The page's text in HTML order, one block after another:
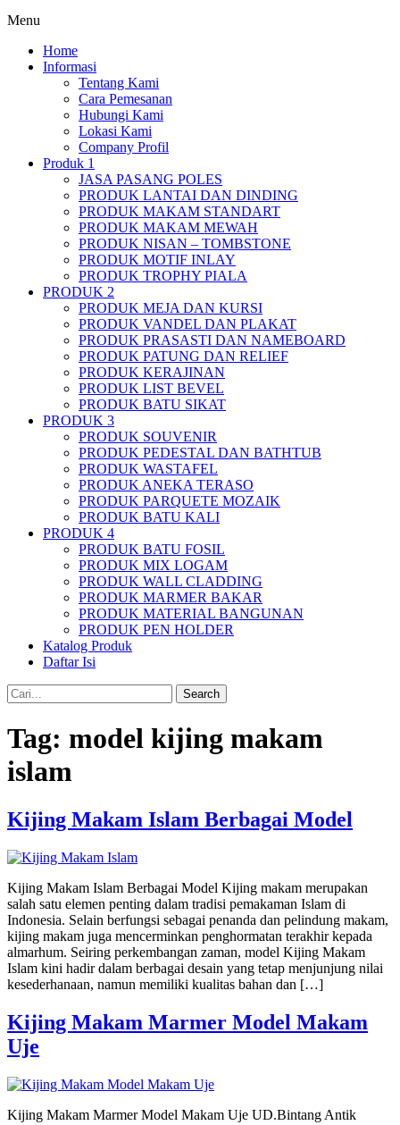
Menu
Home
Informasi
Tentang Kami
Cara Pemesanan
Hubungi Kami
Lokasi Kami
Company Profil
Produk 1
JASA PASANG POLES
PRODUK LANTAI DAN DINDING
PRODUK MAKAM STANDART
PRODUK MAKAM MEWAH
PRODUK NISAN – TOMBSTONE
PRODUK MOTIF INLAY
PRODUK TROPHY PIALA
PRODUK 2
PRODUK MEJA DAN KURSI
PRODUK VANDEL DAN PLAKAT
PRODUK PRASASTI DAN NAMEBOARD
PRODUK PATUNG DAN RELIEF
PRODUK KERAJINAN
PRODUK LIST BEVEL
PRODUK BATU SIKAT
PRODUK 3
PRODUK SOUVENIR
PRODUK PEDESTAL DAN BATHTUB
PRODUK WASTAFEL
PRODUK ANEKA TERASO
PRODUK PARQUETE MOZAIK
PRODUK BATU KALI
PRODUK 4
PRODUK BATU FOSIL
PRODUK MIX LOGAM
PRODUK WALL CLADDING
PRODUK MARMER BAKAR
PRODUK MATERIAL BANGUNAN
PRODUK PEN HOLDER
Katalog Produk
Daftar Isi
Search
Tag: model kijing makam
islam
Kijing Makam Islam Berbagai Model
Kijing Makam Islam Berbagai Model Kijing makam merupakan
salah satu elemen penting dalam tradisi pemakaman Islam di
Indonesia. Selain berfungsi sebagai penanda dan pelindung makam,
kijing makam juga mencerminkan penghormatan terakhir kepada
almarhum. Seiring perkembangan zaman, model Kijing Makam
Islam kini hadir dalam berbagai desain yang tetap menjunjung nilai
kesederhanaan, namun memiliki kualitas bahan dan […]
Kijing Makam Marmer Model Makam
Uje
Kijing Makam Marmer Model Makam Uje UD.Bintang Antik